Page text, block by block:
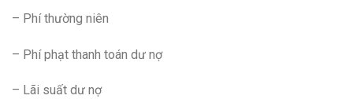
– Phí thường niên
– Phí phạt thanh toán dư nợ
– Lãi suất dư nợ